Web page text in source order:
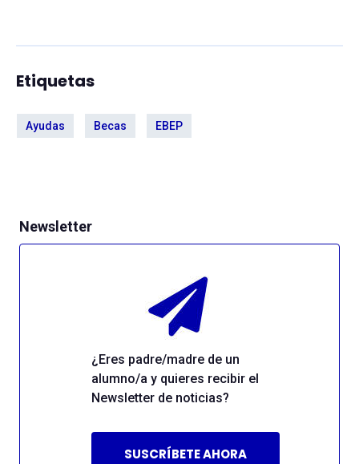
Newsletter
¿Eres padre/madre de un
alumno/a y quieres recibir el
Newsletter de noticias?
SUSCRÍBETE AHORA
Etiquetas
Ayudas Becas EBEP